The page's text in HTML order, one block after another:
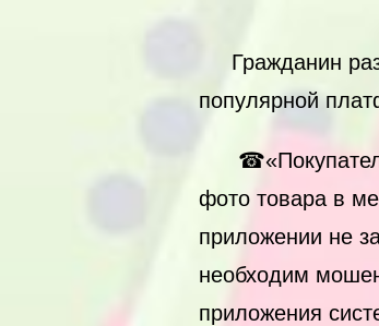
Гражданин
популярной
фото товара в
приложении не
необходим
приложения